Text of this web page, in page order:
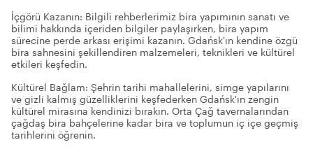
İçgörü Kazanın: Bilgili rehberlerimiz bira yapımının sanatı ve
bilimi hakkında içeriden bilgiler paylaşırken, bira yapım
sürecine perde arkası erişimi kazanın. Gdańsk'ın kendine özgü
bira sahnesini şekillendiren malzemeleri, teknikleri ve kültürel
etkileri keşfedin.
Kültürel Bağlam: Şehrin tarihi mahallelerini, simge yapılarını
ve gizli kalmış güzelliklerini keşfederken Gdańsk'ın zengin
kültürel mirasına kendinizi bırakın. Orta Çağ tavernalarından
çağdaş bira bahçelerine kadar bira ve toplumun iç içe geçmiş
tarihlerini öğrenin.